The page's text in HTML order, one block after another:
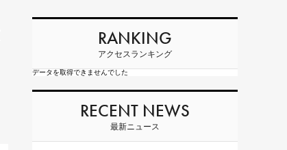
RANKING
アクセスランキング
データを取得できませんでした
RECENT NEWS
最新ニュース